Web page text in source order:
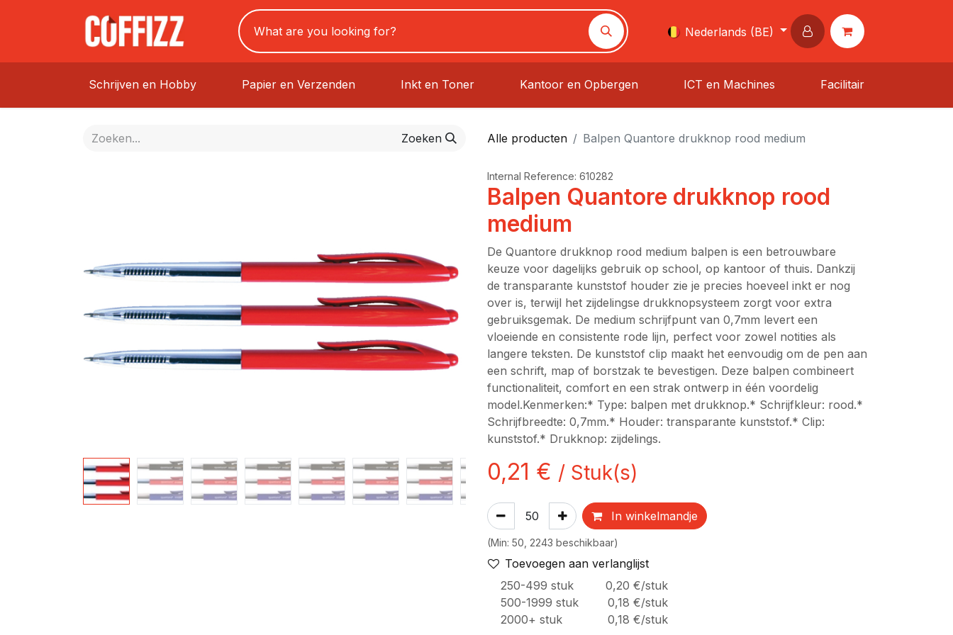
Nederlands (BE)
Schrijven en Hobby Papier en Verzenden Inkt en Toner Kantoor en Opbergen ICT en Machines Facilitair
Zoeken Alle producten Balpen Quantore drukknop rood medium
Internal Reference: 610282
Balpen Quantore drukknop rood
medium
De Quantore drukknop rood medium balpen is een betrouwbare
keuze voor dagelijks gebruik op school, op kantoor of thuis. Dankzij
de transparante kunststof houder zie je precies hoeveel inkt er nog
over is, terwijl het zijdelingse drukknopsysteem zorgt voor extra
gebruiksgemak. De medium schrijfpunt van 0,7mm levert een
vloeiende en consistente rode lijn, perfect voor zowel notities als
langere teksten. De kunststof clip maakt het eenvoudig om de pen aan
een schrift, map of borstzak te bevestigen. Deze balpen combineert
functionaliteit, comfort en een strak ontwerp in één voordelig
model.Kenmerken:* Type: balpen met drukknop.* Schrijfkleur: rood.*
Schrijfbreedte: 0,7mm.* Houder: transparante kunststof.* Clip:
kunststof.* Drukknop: zijdelings.
0,21 € / Stuk(s)
In winkelmandje
(Min: 50 2243 beschikbaar)
Toevoegen aan verlanglijst
250-499 stuk 0,20 €/stuk
500-1999 stuk 0,18 €/stuk
2000+ stuk 0,18 €/stuk